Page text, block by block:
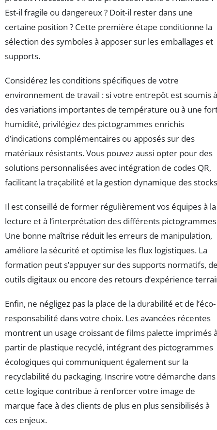
Est-il fragile ou dangereux ? Doit-il rester dans une
certaine position ? Cette première étape conditionne la
sélection des symboles à apposer sur les emballages et
supports.
Considérez les conditions spécifiques de votre
environnement de travail : si votre entrepôt est soumis à
des variations importantes de température ou à une
humidité, privilégiez des pictogrammes enrichis
d’indications complémentaires ou apposés sur des
matériaux résistants. Vous pouvez aussi opter pour des
solutions personnalisées avec intégration de codes QR,
facilitant la traçabilité et la gestion dynamique des
Il est conseillé de former régulièrement vos équipes à la
lecture et à l’interprétation des différents
Une bonne maîtrise réduit les erreurs de manipulation,
améliore la sécurité et optimise les flux logistiques. La
formation peut s’appuyer sur des supports normatifs,
outils digitaux ou encore des retours d’expérience
Enfin, ne négligez pas la place de la durabilité et de l’éco-
responsabilité dans votre choix. Les avancées récentes
montrent un usage croissant de films palette imprimés
partir de plastique recyclé, intégrant des pictogrammes
écologiques qui communiquent également sur la
recyclabilité du packaging. Inscrire votre démarche dans
cette logique contribue à renforcer votre image de
marque face à des clients de plus en plus sensibilisés à
ces enjeux.